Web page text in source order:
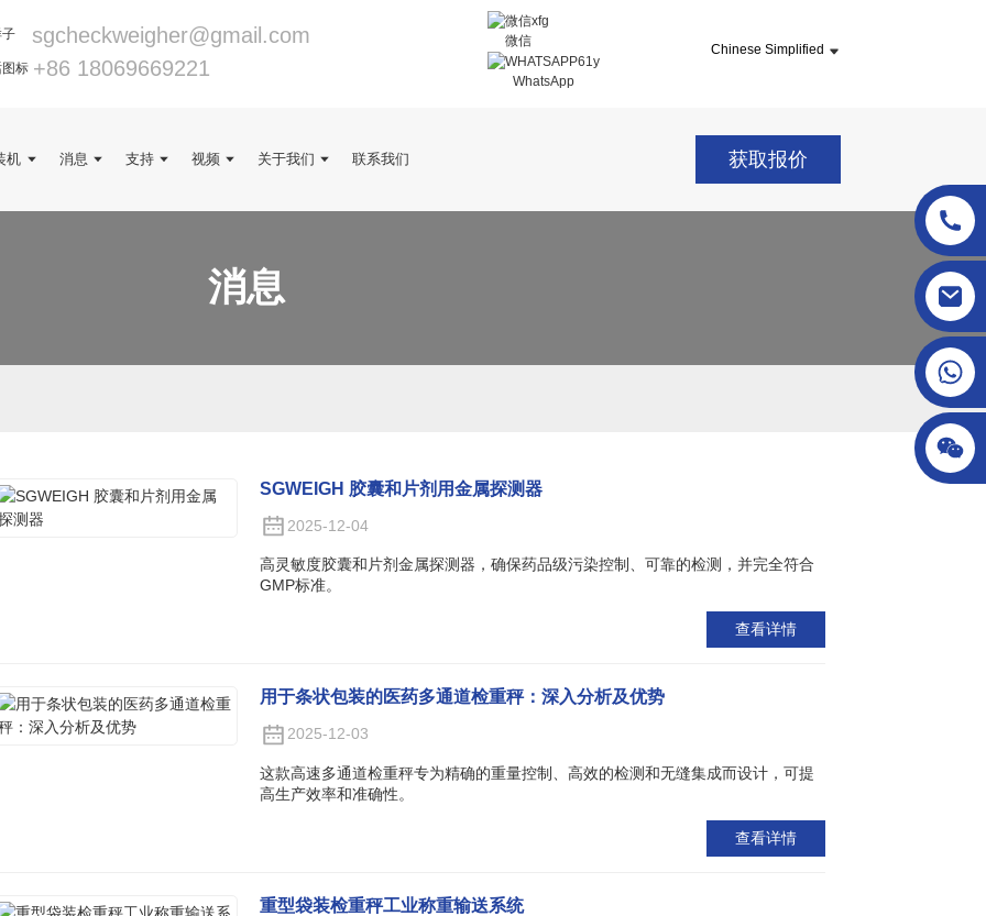
sgcheckweigher@gmail.com
+86 18069669221
微信
WhatsApp
Chinese Simplified
机 消息 支持 视频 关于我们 联系我们 获取报价
消息
SGWEIGH 胶囊和片剂用金属探测器
2025-12-04
高灵敏度胶囊和片剂金属探测器，确保药品级污染控制、可靠的检测，并完全符合
GMP标准。
查看详情
用于条状包装的医药多通道检重秤：深入分析及优势
2025-12-03
这款高速多通道检重秤专为精确的重量控制、高效的检测和无缝集成而设计，可提
高生产效率和准确性。
查看详情
重型袋装检重秤工业称重输送系统